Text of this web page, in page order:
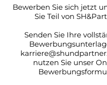
Bewerben Sie sich jetzt
Sie Teil von
Senden Sie Ihre
nutzen Sie unser